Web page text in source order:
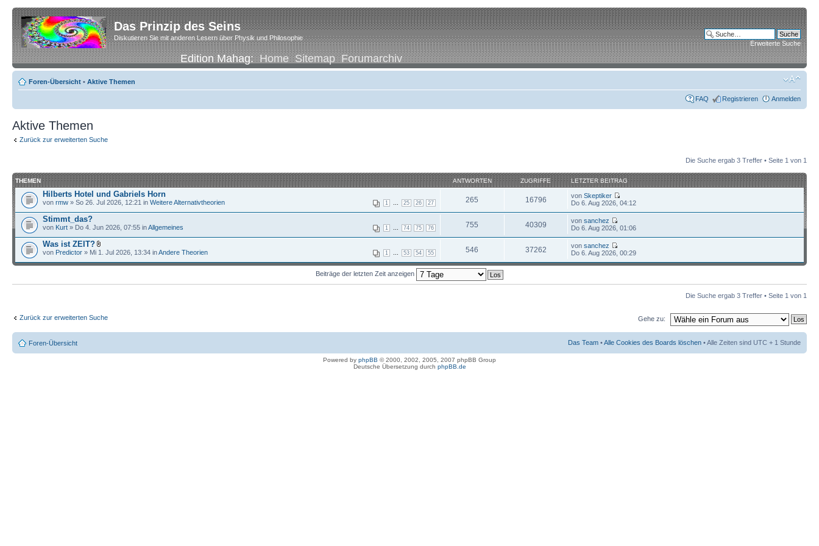
Das Prinzip des Seins
Diskutieren Sie mit anderen Lesern über Physik und Philosophie
Edition Mahag:Home Sitemap Forumarchiv
Erweiterte Suche
Foren-Übersicht • Aktive Themen
FAQ Registrieren Anmelden
Aktive Themen
Zurück zur erweiterten Suche
Die Suche ergab 3 Treffer • Seite 1 von 1
THEMEN ANTWORTEN ZUGRIFFE LETZTER BEITRAG
Hilberts Hotel und Gabriels Horn
1 25 26 27
von rmw » So 26. Jul 2026, 12:21 in Weitere Alternativtheorien 265 16796 vonSkeptiker
Do 6. Aug 2026, 04:12
Stimmt_das?
1 74 75 76
von Kurt » Do 4. Jun 2026, 07:55 inAllgemeines 755 40309 vonsanchez
Do 6. Aug 2026, 01:06
Was ist ZEIT?
1 53 54 55
von Predictor » Mi 1. Jul 2026, 13:34 inAndere Theorien 546 37262 vonsanchez
Do 6. Aug 2026, 00:29
Beiträge der letzten Zeit anzeigen
Die Suche ergab 3 Treffer • Seite 1 von 1
Zurück zur erweiterten Suche Gehe zu:
Foren-Übersicht Das Team •Alle Cookies des Boards löschen • Alle Zeiten sind UTC + 1 Stunde
Powered by phpBB © 2000, 2002, 2005, 2007 phpBB Group
Deutsche Übersetzung durch phpBB.de